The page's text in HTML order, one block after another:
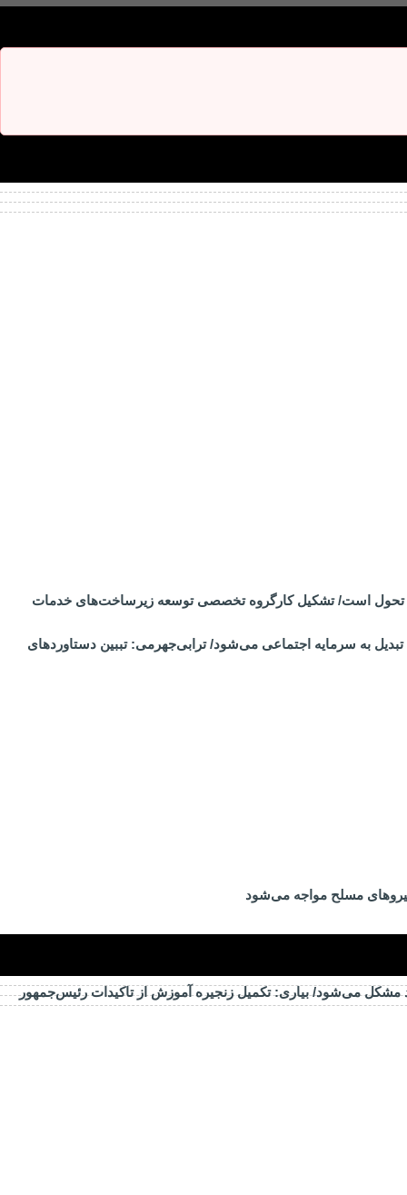
تحول است/ تشکیل کارگروه تخصصی توسعه زیرساخت‌های خدمات
به سرمایه اجتماعی می‌شود/ ترابی‌جهرمی: تببین دستاوردهای
مسلح مواجه می‌شود
مشکل می‌شود/ بیاری: تکمیل زنجیره آموزش از تاکیدات رئیس‌جمهور